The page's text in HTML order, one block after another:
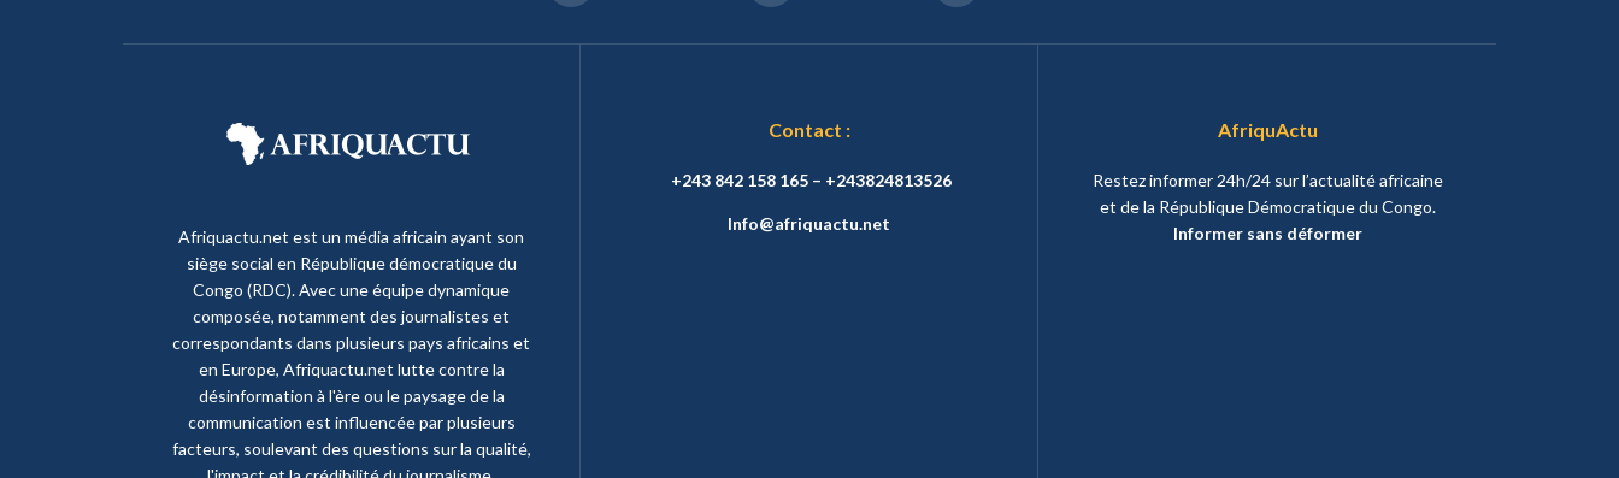
Afriquactu.net est un média africain ayant son
siège social en République démocratique du
Congo (RDC). Avec une équipe dynamique
composée, notamment des journalistes et
correspondants dans plusieurs pays africains et
en Europe, Afriquactu.net lutte contre la
désinformation à l'ère ou le paysage de la
communication est influencée par plusieurs
facteurs, soulevant des questions sur la qualité,
Contact :
+243 842 158 165 – +243824813526
Info@afriquactu.net
AfriquActu
Restez informer 24h/24 sur l’actualité africaine
et de la République Démocratique du Congo.
Informer sans déformer